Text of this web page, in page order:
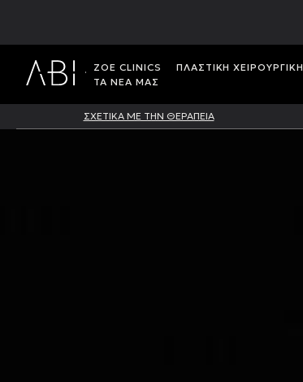
ΖΟΕ CLINICS ΠΛΑΣΤΙΚH ΧΕΙΡΟΥΡΓΙΚH
ΤΑ ΝΕΑ ΜΑΣ
ΣΧΕΤΙΚΑ ΜΕ ΤΗΝ ΘΕΡΑΠΕΙΑ